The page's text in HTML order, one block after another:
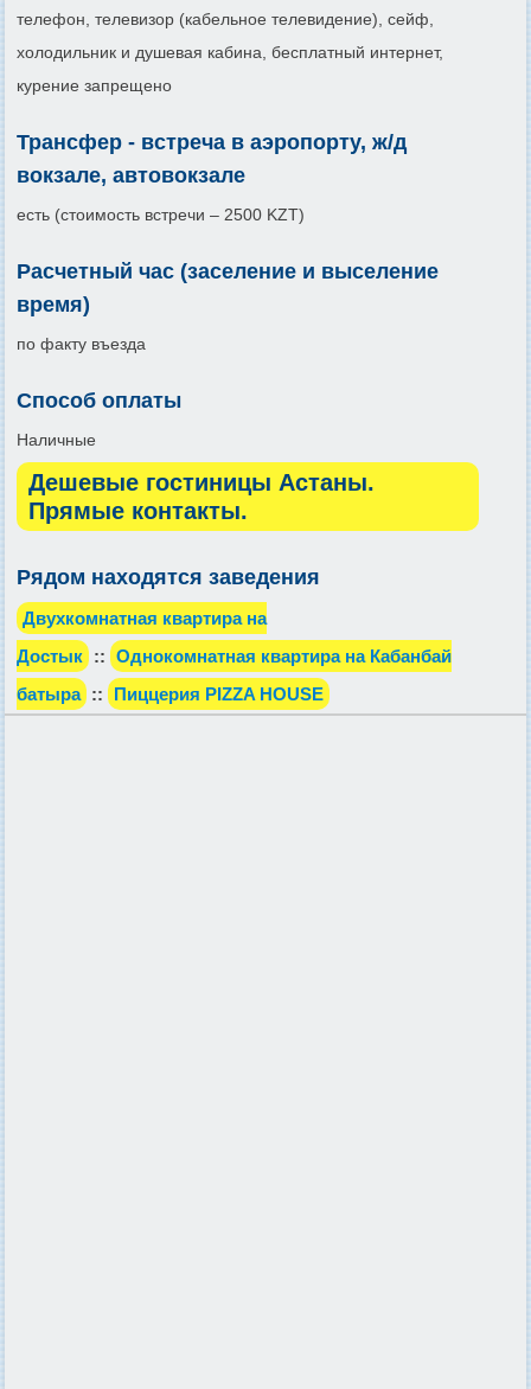
телефон, телевизор (кабельное телевидение), сейф,
холодильник и душевая кабина, бесплатный интернет,
курение запрещено
Трансфер - встреча в аэропорту, ж/д
вокзале, автовокзале
есть (стоимость встречи – 2500 KZT)
Расчетный час (заселение и выселение
время)
по факту въезда
Способ оплаты
Наличные
Дешевые гостиницы Астаны.
Прямые контакты.
Рядом находятся заведения
Двухкомнатная квартира на
Достык :: Однокомнатная квартира на Кабанбай
батыра :: Пиццерия PIZZA HOUSE